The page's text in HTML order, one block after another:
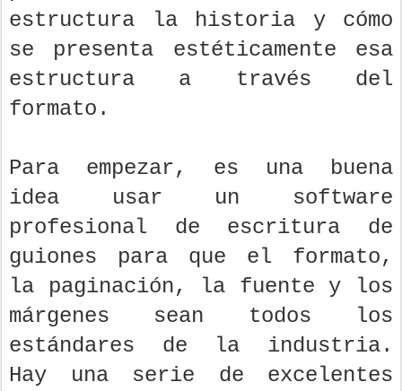
estructura la historia y cómo
se presenta estéticamente esa
estructura a través del
formato.
Para empezar, es una buena
idea usar un software
profesional de escritura de
guiones para que el formato,
la paginación, la fuente y los
márgenes sean todos los
estándares de la industria.
Hay una serie de excelentes